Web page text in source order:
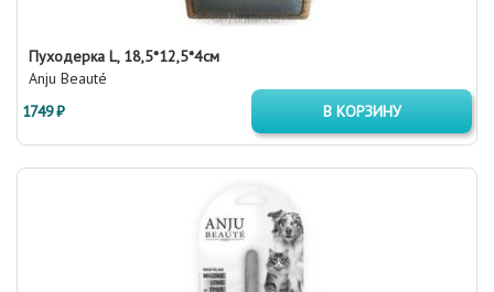
Пуходерка L, 18,5*12,5*4см
Anju Beauté
1749 ₽
В КОРЗИНУ